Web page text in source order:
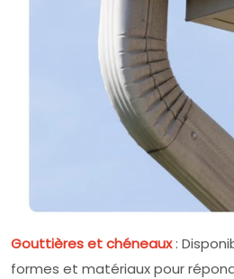
Gouttières et chéneaux:
formes et matériaux pour